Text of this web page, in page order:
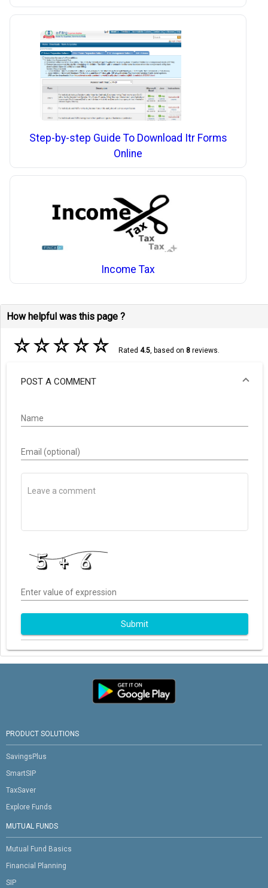
Step-by-step Guide To Download Itr Forms
Online
Income Tax
How helpful was this page ?
☆☆☆☆☆ Rated 4.5, based on 8reviews.
POST A COMMENT
Name
Email (optional)
Enter value of expression
Submit
PRODUCT SOLUTIONS
SavingsPlus
SmartSIP
TaxSaver
Explore Funds
MUTUAL FUNDS
Mutual Fund Basics
Financial Planning
SIP